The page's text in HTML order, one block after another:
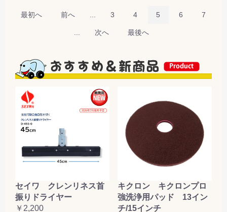
最初へ 前へ 3 4 5 6 7
次へ 最後へ
セイワ クレンリネス首
振りドライヤー
￥2,200
キクロン キクロンプロ
強洗浄用パッド 13イン
チ/15インチ